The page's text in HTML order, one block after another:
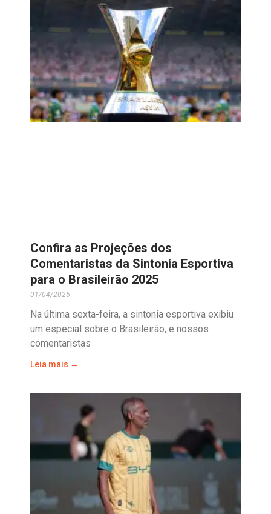
Confira as Projeções dos
Comentaristas da Sintonia Esportiva
para o Brasileirão 2025
01/04/2025
Na última sexta-feira, a sintonia esportiva exibiu
um especial sobre o Brasileirão, e nossos
comentaristas
Leia mais →